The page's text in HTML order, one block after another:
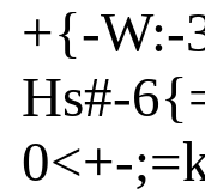
+{-W:-
Hs#-6{
0<+-